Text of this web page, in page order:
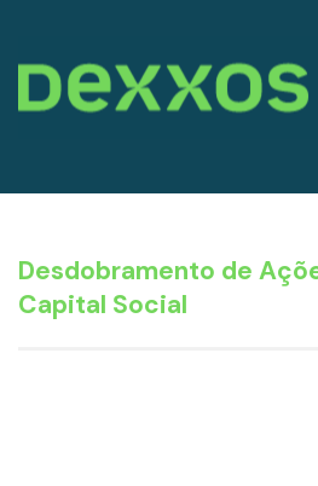
Desdobramento de
Capital Social